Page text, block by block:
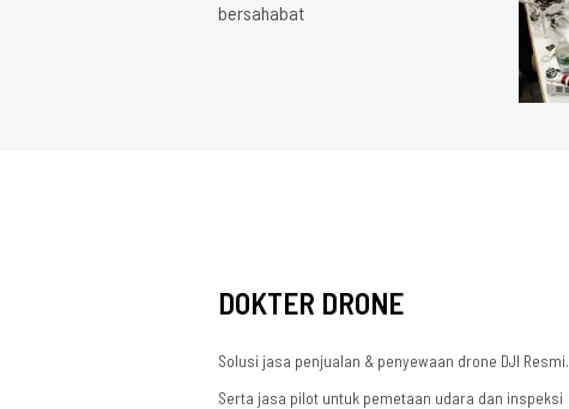
bersahabat
DOKTER DRONE
Solusi jasa penjualan & penyewaan drone DJI Resmi.
Serta jasa pilot untuk pemetaan udara dan inspeksi